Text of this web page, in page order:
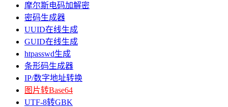
摩尔斯电码加解密
密码生成器
UUID在线生成
GUID在线生成
htpasswd生成
条形码生成器
IP/数字地址转换
图片转Base64
UTF-8转GBK